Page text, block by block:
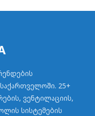
25+
ვენტილაციის,
სისტემების